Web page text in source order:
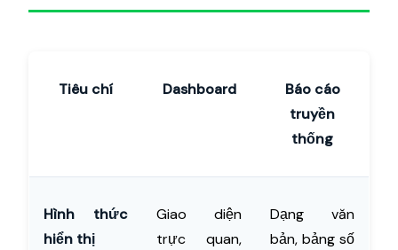
Tiêu chí Dashboard
Báo cáo
truyền
thống
Hình thức
hiển thị
Giao diện
trực quan,
Dạng văn
bản, bảng số